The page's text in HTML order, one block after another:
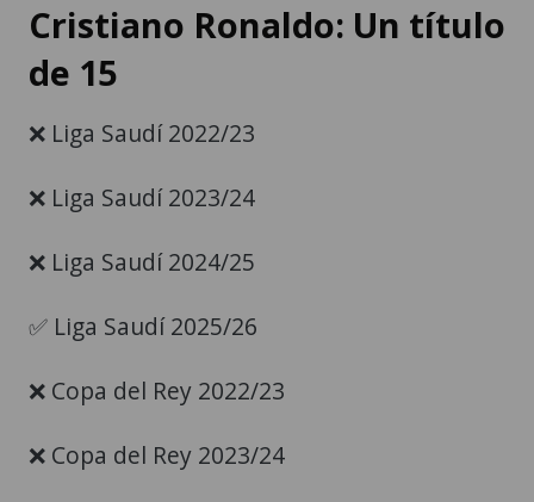
Cristiano Ronaldo: Un título
de 15
❌ Liga Saudí 2022/23
❌ Liga Saudí 2023/24
❌ Liga Saudí 2024/25
✅ Liga Saudí 2025/26
❌ Copa del Rey 2022/23
❌ Copa del Rey 2023/24